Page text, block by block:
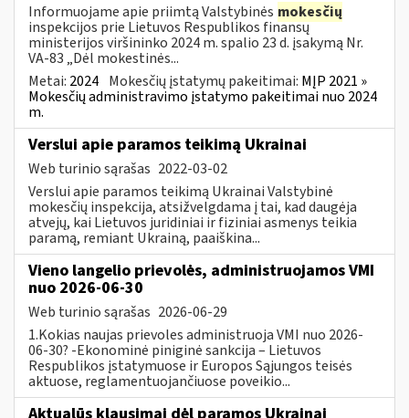
Informuojame apie priimtą Valstybinės mokesčių
inspekcijos prie Lietuvos Respublikos finansų
ministerijos viršininko 2024 m. spalio 23 d. įsakymą Nr.
VA-83 „Dėl mokestinės...
Metai: 2024 Mokesčių įstatymų pakeitimai: MĮP 2021 »
Mokesčių administravimo įstatymo pakeitimai nuo 2024
m.
Verslui apie paramos teikimą Ukrainai
Web turinio sąrašas 2022-03-02
Verslui apie paramos teikimą Ukrainai Valstybinė
mokesčių inspekcija, atsižvelgdama į tai, kad daugėja
atvejų, kai Lietuvos juridiniai ir fiziniai asmenys teikia
paramą, remiant Ukrainą, paaiškina...
Vieno langelio prievolės, administruojamos VMI
nuo 2026-06-30
Web turinio sąrašas 2026-06-29
1.Kokias naujas prievoles administruoja VMI nuo 2026-
06-30? -Ekonominė piniginė sankcija – Lietuvos
Respublikos įstatymuose ir Europos Sąjungos teisės
aktuose, reglamentuojančiuose poveikio...
Aktualūs klausimai dėl paramos Ukrainai